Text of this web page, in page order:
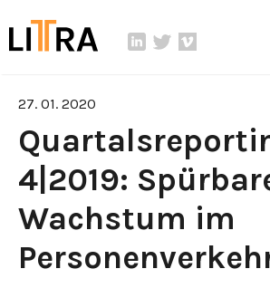
27. 01. 2020
4|2019:
Wachstum im